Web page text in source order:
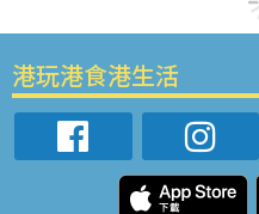
港玩港食港生活